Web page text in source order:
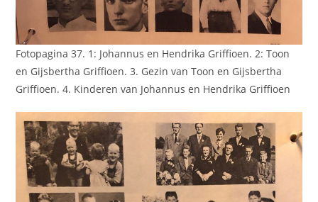
Fotopagina 37. 1: Johannus en Hendrika Griffioen. 2: Toon
en Gijsbertha Griffioen. 3. Gezin van Toon en Gijsbertha
Griffioen. 4. Kinderen van Johannus en Hendrika Griffioen